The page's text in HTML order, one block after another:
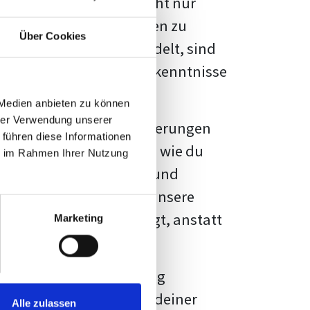
Über Cookies
anbieten zu können
Verwendung unserer
diese Informationen
Rahmen Ihrer Nutzung
Marketing
Alle zulassen
Fakten und Quellen zu
handelt, sind
und Erkenntnisse
vor diesen Herausforderungen
kannst, sondern auch, wie du
Formatierung und
Erwartungen, und unsere
Vorlage zeigt, anstatt
große Herausforderung
wird die Formatierung deiner